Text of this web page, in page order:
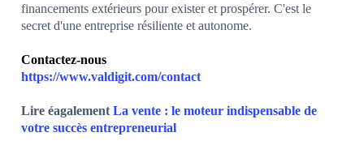
financements extérieurs pour exister et prospérer. C'est le
secret d'une entreprise résiliente et autonome.
Contactez-nous
https://www.valdigit.com/contact
Lire éagalement La vente : le moteur indispensable de
votre succès entrepreneurial